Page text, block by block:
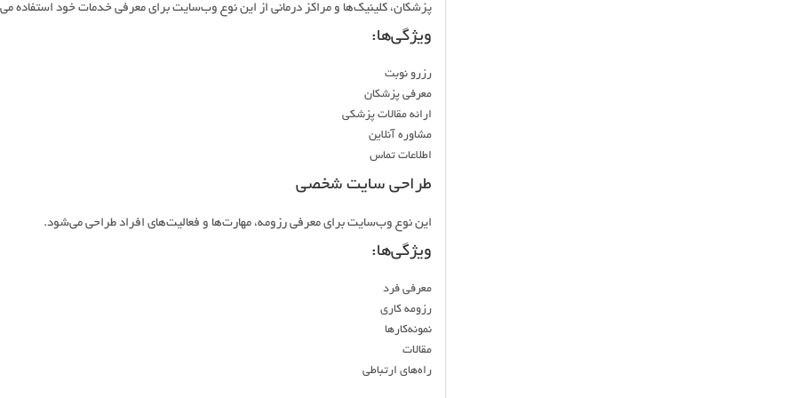
پزشکان، کلینیک‌ها و مراکز درمانی از این نوع وب‌سایت برای معرفی خدمات خود استفاده
ویژگی‌ها:
رزرو نوبت
معرفی پزشکان
ارائه مقالات پزشکی
مشاوره آنلاین
اطلاعات تماس
طراحی سایت شخصی
این نوع وب‌سایت برای معرفی رزومه، مهارت‌ها و فعالیت‌های افراد طراحی می‌شود.
ویژگی‌ها:
معرفی فرد
رزومه کاری
نمونه‌کارها
مقالات
راه‌های ارتباطی